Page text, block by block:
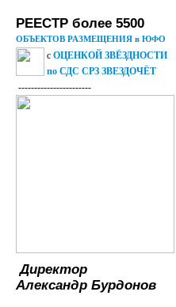
РЕЕСТР более 5500
ОБЪЕКТОВ РАЗМЕЩЕНИЯ в ЮФО
с ОЦЕНКОЙ ЗВЁЗДНОСТИ
по СДС СРЗ ЗВЕЗДОЧЁТ
-----------------------
Директор
Александр Бурдонов